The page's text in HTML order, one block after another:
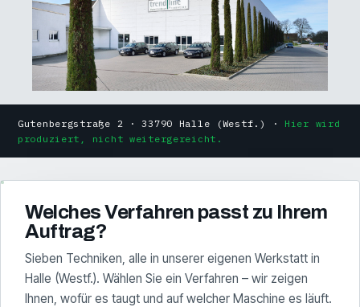
Gutenbergstraße 2 · 33790 Halle (Westf.) · Hier wird
produziert, nicht weitergereicht.
Welches Verfahren passt zu Ihrem
Auftrag?
Sieben Techniken, alle in unserer eigenen Werkstatt in
Halle (Westf.). Wählen Sie ein Verfahren – wir zeigen
Ihnen, wofür es taugt und auf welcher Maschine es läuft.